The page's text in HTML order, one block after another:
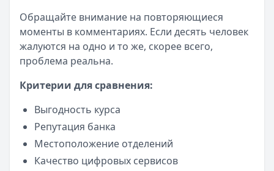
Обращайте внимание на повторяющиеся
моменты в комментариях. Если десять человек
жалуются на одно и то же, скорее всего,
проблема реальна.
Критерии для сравнения:
Выгодность курса
Репутация банка
Местоположение отделений
Качество цифровых сервисов